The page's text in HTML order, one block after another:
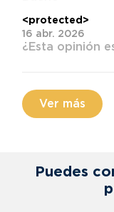
¿Esta opinión
<protected>
16 abr. 2026
Ver más
Puedes